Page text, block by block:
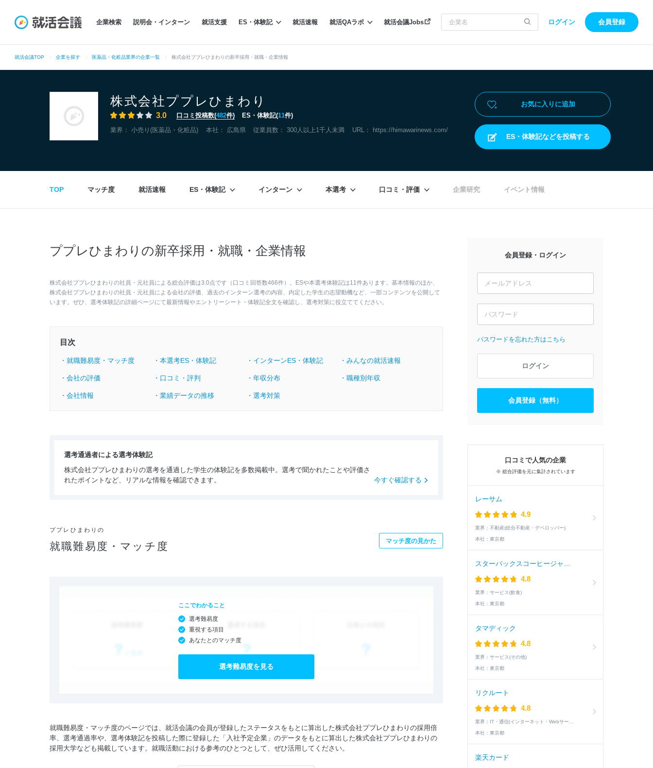
企業検索 説明会・インターン 就活支援 ES・体験記 就活速報 就活QAラボ 就活会議Jobs ログイン 会員登録
就活会議TOP 企業を探す 医薬品・化粧品業界の企業一覧 株式会社ププレひまわりの新卒採用・就職・企業情報
株式会社ププレひまわり
3.0 口コミ投稿数(482件) ES・体験記(11件)
業界： 小売り(医薬品・化粧品) 本社： 広島県 従業員数： 300人以上1千人未満 URL： https://himawarinews.com/
お気に入りに追加
ES・体験記などを投稿する
TOP マッチ度 就活速報 ES・体験記 インターン 本選考 口コミ・評価 企業研究 イベント情報
ププレひまわりの新卒採用・就職・企業情報
株式会社ププレひまわりの社員・元社員による総合評価は3.0点です（口コミ回答数466件）。ESや本選考体験記は11件あります。基本情報のほか、
株式会社ププレひまわりの社員・元社員による会社の評価、過去のインターン選考の内容、内定した学生の志望動機など、一部コンテンツを公開して
います。ぜひ、選考体験記の詳細ページにて最新情報やエントリーシート・体験記全文を確認し、選考対策に役立ててください。
目次
・就職難易度・マッチ度 ・本選考ES・体験記 ・インターンES・体験記 ・みんなの就活速報
・会社の評価 ・口コミ・評判 ・年収分布 ・職種別年収
・会社情報 ・業績データの推移 ・選考対策
選考通過者による選考体験記
株式会社ププレひまわりの選考を通過した学生の体験記を多数掲載中。選考で聞かれたことや評価さ
れたポイントなど、リアルな情報を確認できます。
今すぐ確認する
ププレひまわりの
就職難易度・マッチ度 マッチ度の見かた
ここでわかること
選考難易度
重視する項目
あなたとのマッチ度
選考難易度を見る
就職難易度・マッチ度のページでは、就活会議の会員が登録したステータスをもとに算出した株式会社ププレひまわりの採用倍
率、選考通過率や、選考体験記を投稿した際に登録した「入社予定企業」のデータをもとに算出した株式会社ププレひまわりの
採用大学なども掲載しています。就職活動における参考のひとつとして、ぜひ活用してください。
会員登録・ログイン
パスワードを忘れた方はこちら
ログイン
会員登録（無料）
口コミで人気の企業
※ 総合評価を元に集計されています
レーサム
4.9
業界： 不動産(総合不動産・デベロッパー)
本社： 東京都
4.8
業界： サービス(飲食)
本社： 東京都
タマディック
4.8
業界： サービス(その他)
本社： 東京都
リクルート
4.8
業界：
本社： 東京都
楽天カード